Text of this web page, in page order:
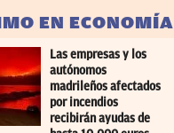
EN ECONOMÍA
Las empresas y los
autónomos
madrileños afectados
por incendios
recibirán ayudas de